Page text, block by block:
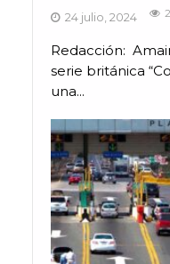
24 julio, 2024
Redacción:
serie británica
una...